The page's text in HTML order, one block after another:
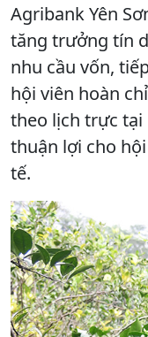
Agribank Yên
tăng trưởng tín
nhu cầu vốn,
hội viên hoàn
theo lịch trực tại
thuận lợi cho
tế.